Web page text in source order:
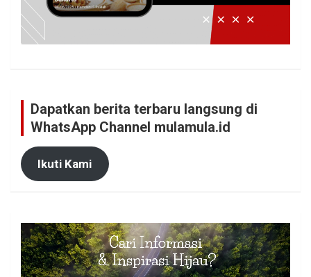
Dapatkan berita terbaru langsung di
WhatsApp Channel mulamula.id
Ikuti Kami